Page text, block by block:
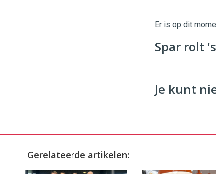
Digital
9654
Er is op dit
Spar rolt
Je kunt
Gerelateerde artikelen: